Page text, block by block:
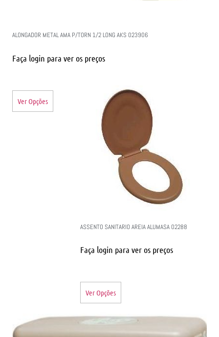
ALONGADOR METAL AMA P/TORN 1/2 LONG AKS 023906
Faça login para ver os preços
Ver Opções
ASSENTO SANITARIO AREIA ALUMASA 02288
Faça login para ver os preços
Ver Opções